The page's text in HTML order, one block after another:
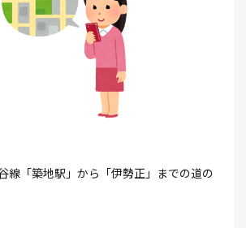
線「築地駅」から「伊勢正」までの道の